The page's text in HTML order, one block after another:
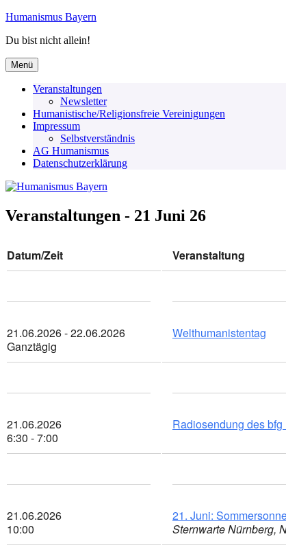
Zum
springen
Humanismus Bayern
Du bist nicht allein!
Menü
Veranstaltungen
Newsletter
Humanistische/Religionsfreie Vereinigungen
Impressum
Selbstverständnis
AG Humanismus
Datenschutzerklärung
Veranstaltungen - 21 Juni 26
Datum/Zeit Veranstaltung
21.06.2026 - 22.06.2026
Ganztägig
Welthumanistentag
21.06.2026
6:30 - 7:00
Radiosendung des
21.06.2026
10:00
21. Juni:
Sternwarte Nürnberg,